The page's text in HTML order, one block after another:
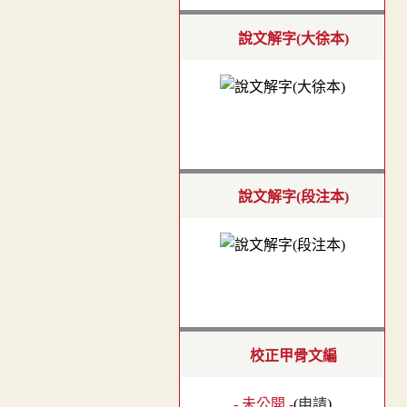
說文解字(大徐本)
說文解字(段注本)
校正甲骨文編
- 未公開 -(申請)